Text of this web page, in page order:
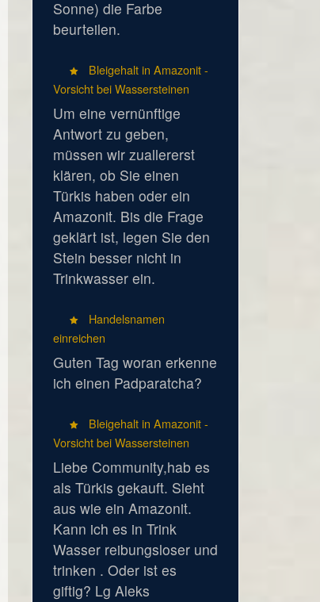
Sonne) die Farbe
beurteilen.
Bleigehalt in Amazonit -
Vorsicht bei Wassersteinen
Um eine vernünftige
Antwort zu geben,
müssen wir zuallererst
klären, ob Sie einen
Türkis haben oder ein
Amazonit. Bis die Frage
geklärt ist, legen Sie den
Stein besser nicht in
Trinkwasser ein.
Handelsnamen
einreichen
Guten Tag woran erkenne
ich einen Padparatcha?
Bleigehalt in Amazonit -
Vorsicht bei Wassersteinen
Liebe Community,hab es
als Türkis gekauft. Sieht
aus wie ein Amazonit.
Kann ich es in Trink
Wasser reibungsloser und
trinken . Oder ist es
giftig? Lg Aleks